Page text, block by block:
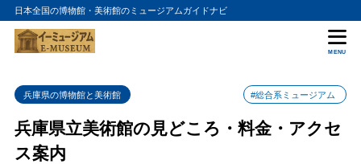
日本全国の博物館・美術館のミュージアムガイドナビ
MENU
兵庫県の博物館と美術館 #総合系ミュージアム
兵庫県立美術館の見どころ・料金・アクセ
ス案内
目次
1 兵庫県立美術館の特徴
3 兵庫県立美術館の入場料金